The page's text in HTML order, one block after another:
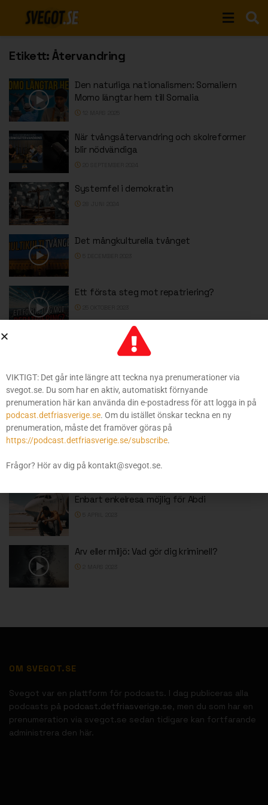
Etikett:Återvandring
Den naturliga nationalismen: Somaliern
Momo längtar hem till Somalia
När tvångsåtervandring och skolreformer
blir nödvändiga
Systemfel i demokratin
Det mångkulturella tvånget
Ett första steg mot repatriering?
Europas vägskäl: Anpassning eller
återvandring?
Lösningen: Internera – Deportera –
Repatriera
13 OKTOBER 2023
Hade vi fel om svenskarna?
11 OKTOBER 2023
Enbart enkelresa möjlig för Abdi
Arv eller miljö: Vad gör dig kriminell?
OM SVEGOT.SE
Svegot var en plattform för podcasts. I dag publiceras alla
podcasts på podcast.detfriasverige.se, men du som har en
prenumeration via svegot.se sedan tidigare kan fortfarande
administrera den här.
VIKTIGT: Det går inte längre att teckna nya prenumerationer via
svegot.se. Du som har en aktiv, automatiskt förnyande
prenumeration här kan använda din e-postadress för att logga in på
podcast.detfriasverige.se. Om du istället önskar teckna en ny
prenumeration, måste det framöver göras på
https://podcast.detfriasverige.se/subscribe.
Frågor? Hör av dig på kontakt@svegot.se.